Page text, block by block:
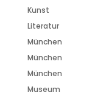
Kunst
Literatur
München
München
München
Museum